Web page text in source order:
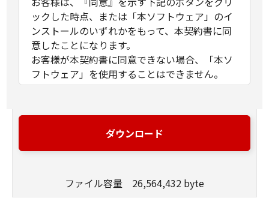
ックした時点、または「本ソフトウェア」のイ
ンストールのいずれかをもって、本契約書に同
意したことになります。
お客様が本契約書に同意できない場合、「本ソ
フトウェア」を使用することはできません。
(1) キヤノンは、お客様が「キヤノン製品」を利
用する目的のために、「キヤノン製品」に直接
（本契約書においては、「本ソフトウェア」を
ダウンロード
ファイル容量 26,564,432 byte